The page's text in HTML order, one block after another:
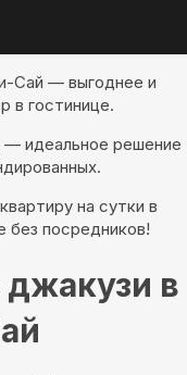
Сай — выгоднее и
в гостинице.
— идеальное решение
на сутки в
посредников!
джакузи в